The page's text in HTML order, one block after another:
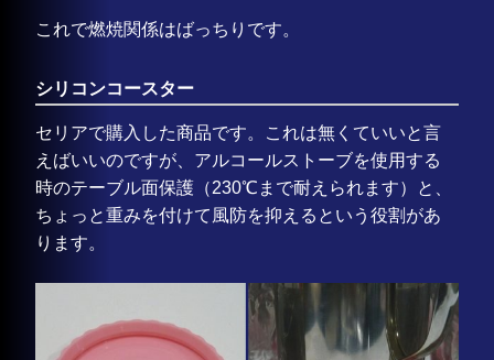
これで燃焼関係はばっちりです。
シリコンコースター
セリアで購入した商品です。これは無くていいと言
えばいいのですが、アルコールストーブを使用する
時のテーブル面保護（230℃まで耐えられます）と、
ちょっと重みを付けて風防を抑えるという役割があ
ります。